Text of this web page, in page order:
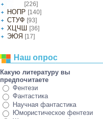
[226]
НОПР [140]
СТУФ [93]
ХЦЧШ [36]
ЭЮЯ [17]
Наш опрос
Какую литературу вы
предпочитаете
Фентези
Фантастика
Научная фантастика
Юмористическое фентези